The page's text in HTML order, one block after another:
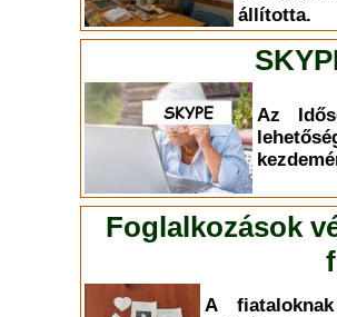
állította.
Az
Foglalkozások
A